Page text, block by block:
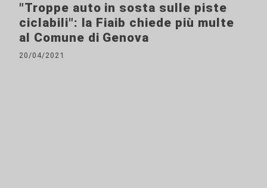
"Troppe auto in sosta sulle piste
ciclabili": la Fiaib chiede più multe
al Comune di Genova
20/04/2021